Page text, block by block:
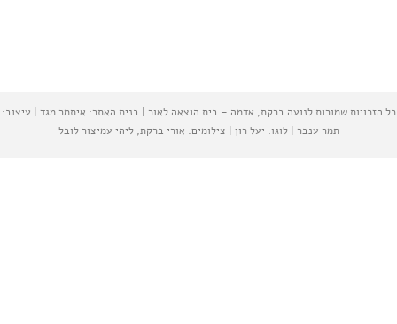
כל הזכויות שמורות לנועה ברקת, אדמה – בית הוצאה לאור | בנית האתר: איתמר מגד | עיצוב:
תמר ענבר | לוגו: יעל רון | צילומים: אורי ברקת, ליהי עמיצור לובל